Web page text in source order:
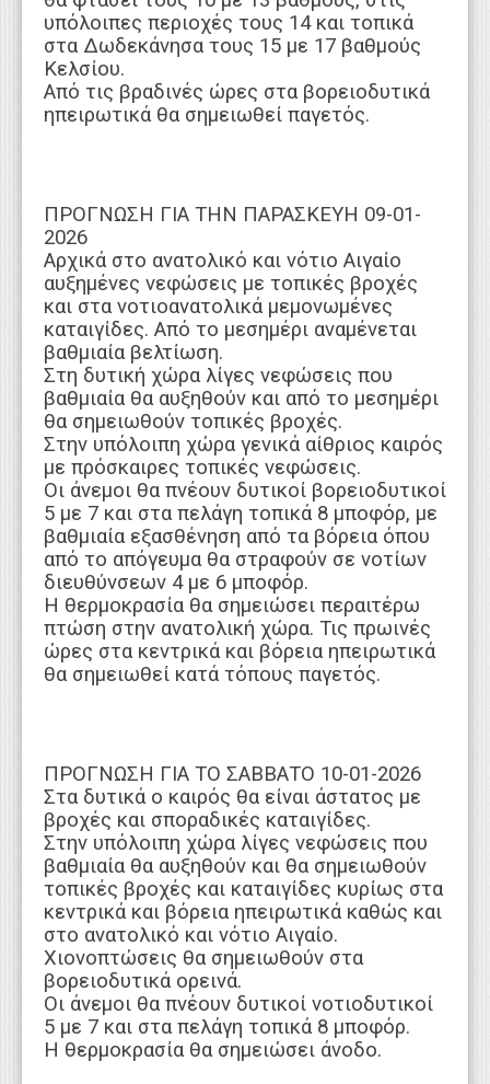
υπόλοιπες περιοχές τους 14 και τοπικά
στα Δωδεκάνησα τους 15 με 17 βαθμούς
Κελσίου.
Από τις βραδινές ώρες στα βορειοδυτικά
ηπειρωτικά θα σημειωθεί παγετός.
ΠΡΟΓΝΩΣΗ ΓΙΑ ΤΗΝ ΠΑΡΑΣΚΕΥΗ 09-01-
2026
Αρχικά στο ανατολικό και νότιο Αιγαίο
αυξημένες νεφώσεις με τοπικές βροχές
και στα νοτιοανατολικά μεμονωμένες
καταιγίδες. Από το μεσημέρι αναμένεται
βαθμιαία βελτίωση.
Στη δυτική χώρα λίγες νεφώσεις που
βαθμιαία θα αυξηθούν και από το μεσημέρι
θα σημειωθούν τοπικές βροχές.
Στην υπόλοιπη χώρα γενικά αίθριος καιρός
με πρόσκαιρες τοπικές νεφώσεις.
Οι άνεμοι θα πνέουν δυτικοί βορειοδυτικοί
5 με 7 και στα πελάγη τοπικά 8 μποφόρ, με
βαθμιαία εξασθένηση από τα βόρεια όπου
από το απόγευμα θα στραφούν σε νοτίων
διευθύνσεων 4 με 6 μποφόρ.
Η θερμοκρασία θα σημειώσει περαιτέρω
πτώση στην ανατολική χώρα. Τις πρωινές
ώρες στα κεντρικά και βόρεια ηπειρωτικά
θα σημειωθεί κατά τόπους παγετός.
ΠΡΟΓΝΩΣΗ ΓΙΑ ΤΟ ΣΑΒΒΑΤΟ 10-01-2026
Στα δυτικά ο καιρός θα είναι άστατος με
βροχές και σποραδικές καταιγίδες.
Στην υπόλοιπη χώρα λίγες νεφώσεις που
βαθμιαία θα αυξηθούν και θα σημειωθούν
τοπικές βροχές και καταιγίδες κυρίως στα
κεντρικά και βόρεια ηπειρωτικά καθώς και
στο ανατολικό και νότιο Αιγαίο.
Χιονοπτώσεις θα σημειωθούν στα
βορειοδυτικά ορεινά.
Οι άνεμοι θα πνέουν δυτικοί νοτιοδυτικοί
5 με 7 και στα πελάγη τοπικά 8 μποφόρ.
Η θερμοκρασία θα σημειώσει άνοδο.